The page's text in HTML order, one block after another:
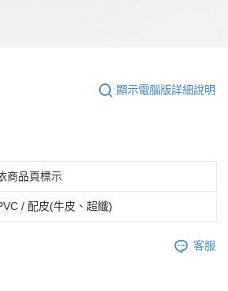
顯示電腦版詳細說明
商品頁標示
/ 配皮(牛皮、超纖)
客服